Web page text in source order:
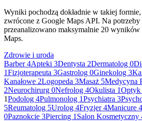
Wyniki pochodzą dokładnie w takiej
zwrócone z Google Maps API. Na potrzeby
przeanalizowano maksymalnie 20
Maps.
Zdrowie i uroda
Barber4Apteki 3Dentysta 2Dermatolog 0
1Fizjoterapeuta 3Gastrolog 0Ginekolog 3
Kanałowe 2Logopeda 3Masaż 5Medycyna
2Neurochirurg 0Nefrolog 4Okulista 1Optyk
1Podolog 4Pulmonolog 1Psychiatra 3
5Reumatolog 5Urolog 4Fryzjer4Manicure 4
0Paznokcie 3Piercing 1 Salon Kosmetyczny